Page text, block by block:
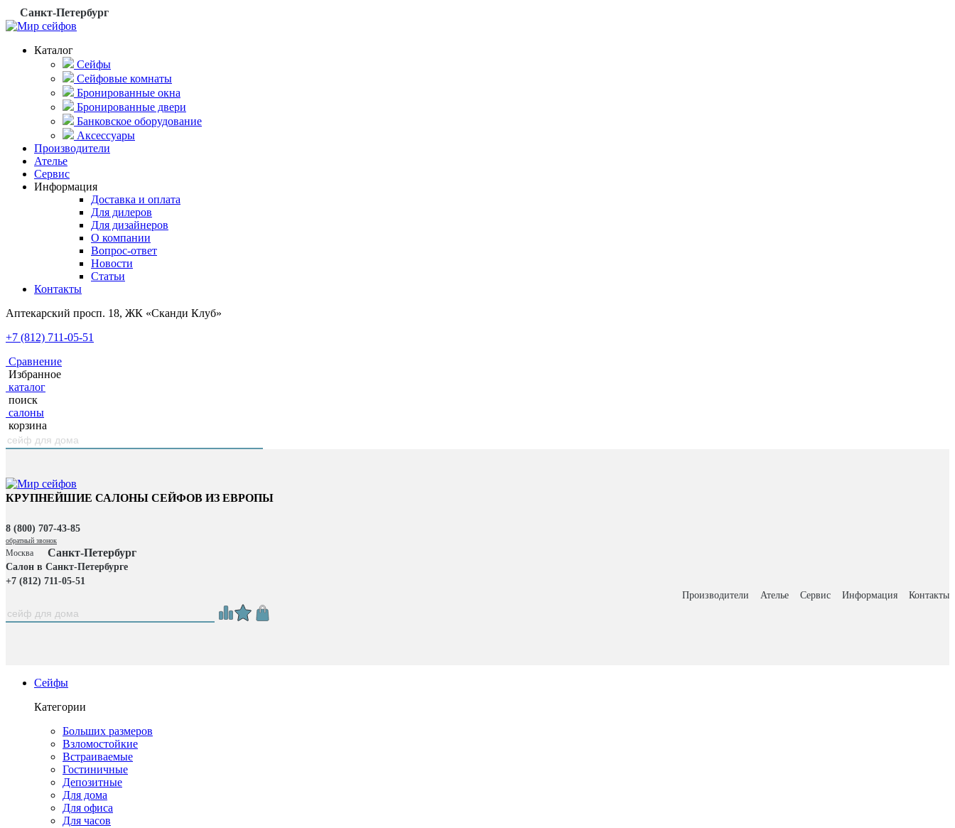
Санкт-Петербург
Каталог
Сейфы
Сейфовые комнаты
Бронированные окна
Бронированные двери
Банковское оборудование
Аксессуары
Производители
Ателье
Сервис
Информация
Доставка и оплата
Для дилеров
Для дизайнеров
О компании
Вопрос-ответ
Новости
Статьи
Контакты
Аптекарский просп. 18, ЖК «Сканди Клуб»
+7 (812) 711-05-51
Сравнение
Избранное
каталог
поиск
салоны
корзина
КРУПНЕЙШИЕ САЛОНЫ СЕЙФОВ ИЗ ЕВРОПЫ
8 (800) 707-43-85
обратный звонок
Москва Санкт-Петербург
Салон в Санкт-Петербурге
+7 (812) 711-05-51
Производители
Ателье Сервис Информация Контакты
Сейфы
Категории
Больших размеров
Взломостойкие
Встраиваемые
Гостиничные
Депозитные
Для дома
Для офиса
Для часов